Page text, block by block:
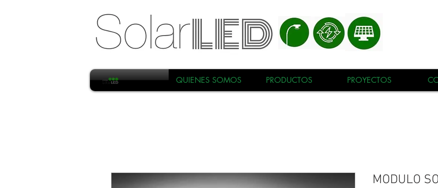
QUIENES SOMOS PRODUCTOS PROYECTOS
MODULO